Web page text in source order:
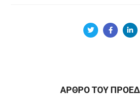
ΑΡΘΡΟ ΤΟΥ